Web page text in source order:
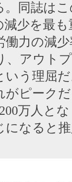
。同誌は
減少を最
働力の減
、アウト
いう理屈
がピーク
万人と
になると